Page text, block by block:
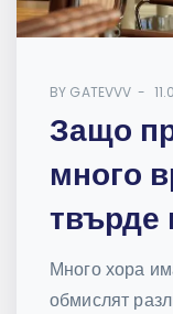
BY GATEVVV
Защо
много
твърде
Много хора
обмислят